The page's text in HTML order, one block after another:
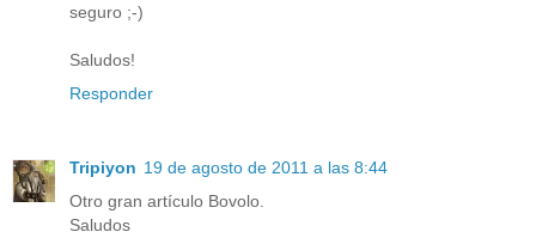
seguro ;-)
Saludos!
Responder
Tripiyon 19 de agosto de 2011 a las 8:44
Otro gran artículo Bovolo.
Saludos